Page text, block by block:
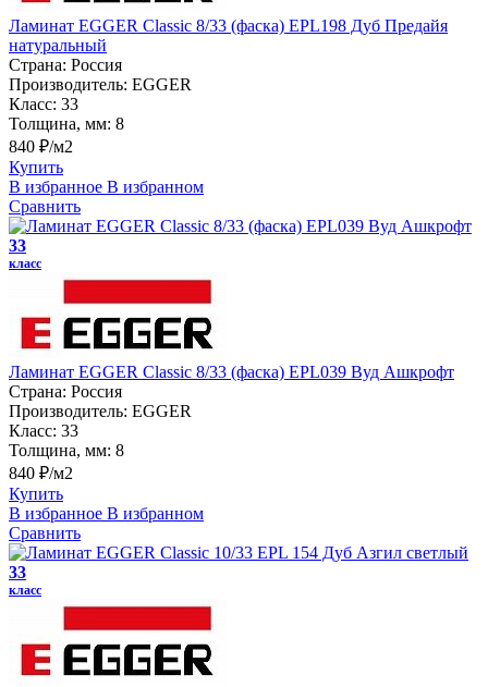
Ламинат EGGER Classic 8/33 (фаска) EPL198 Дуб Предайя
натуральный
Страна: Россия
Производитель: EGGER
Класс: 33
Толщина, мм: 8
840 ₽/м2
Купить
В избранное В избранном
Сравнить
33
класс
Ламинат EGGER Classic 8/33 (фаска) EPL039 Вуд Ашкрофт
Страна: Россия
Производитель: EGGER
Класс: 33
Толщина, мм: 8
840 ₽/м2
Купить
В избранное В избранном
Сравнить
33
класс